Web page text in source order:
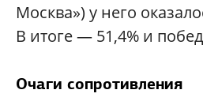
Москва») у него
В итоге — 51,4% и
Очаги сопротивления